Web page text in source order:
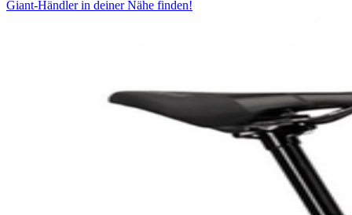
Giant-Händler in deiner Nähe finden!